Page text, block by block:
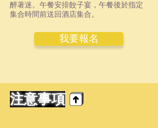
醉著迷。午餐安排餃子宴，午餐後於指定
集合時間前送回酒店集合。
我要報名
注意事項